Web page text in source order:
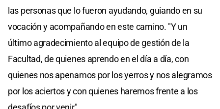
las personas que lo fueron ayudando, guiando en su
vocación y acompañando en este camino. "Y un
último agradecimiento al equipo de gestión de la
Facultad, de quienes aprendo en el día a día, con
quienes nos apenamos por los yerros y nos alegramos
por los aciertos y con quienes haremos frente a los